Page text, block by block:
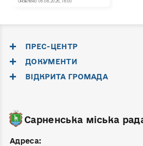
ПРЕС-ЦЕНТР
ДОКУМЕНТИ
ВІДКРИТА ГРОМАДА
Сарненська міська
Адреса: